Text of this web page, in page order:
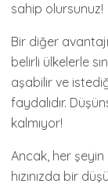
sahip olursunuz!
Bir diğer
belirli ülkelerle
aşabilir ve
faydalıdır.
kalmıyor!
Ancak, her şeyin
hızınızda bir